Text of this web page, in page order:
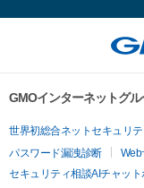
GMOインターネットグ
世界初総合ネットセキュリ
パスワード漏洩診断
Web
セキュリティ相談AIチャット